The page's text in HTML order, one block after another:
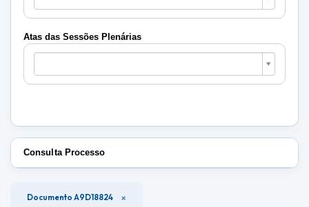
Sessões
Plenárias
Atas das Sessões Plenárias
Atas
Sessões
Plenárias
Consulta Processo
Documento A9D18824